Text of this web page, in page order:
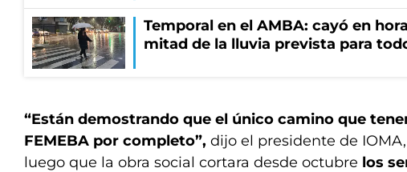
Temporal en el AMBA: cayó en
mitad de la lluvia prevista para
“Están demostrando que el único camino que
FEMEBA por completo”, dijo el presidente de IOMA,
luego que la obra social cortara desde octubre los